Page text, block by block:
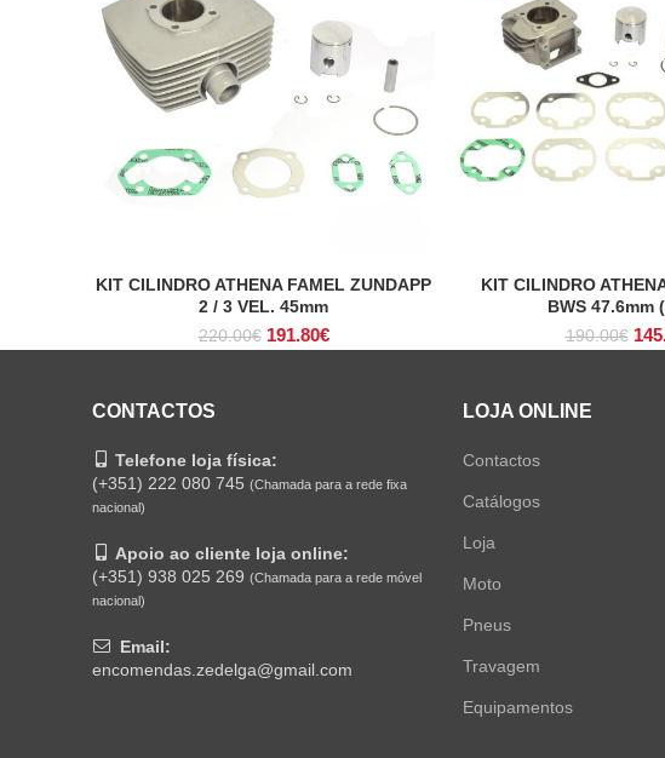
ADICIONAR
KIT CILINDRO ATHENA FAMEL ZUNDAPP
2 / 3 VEL. 45mm
220.00€ O
preço
191.80€O
preço
KIT CILINDRO
BWS 47.6mm
190.00€ O
CONTACTOS
Telefone loja física:
(+351) 222 080 745 (Chamada para a rede fixa
nacional)
Apoio ao cliente loja online:
(+351) 938 025 269 (Chamada para a rede móvel
nacional)
Email:
encomendas.zedelga@gmail.com
LOJA ONLINE
Contactos
Catálogos
Loja
Moto
Pneus
Travagem
Equipamentos